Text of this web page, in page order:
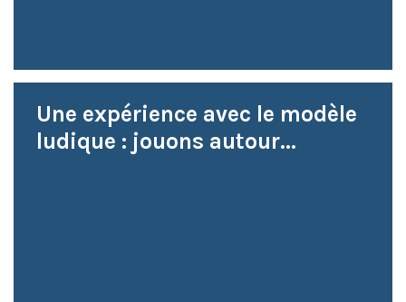
Une expérience avec le modèle
ludique : jouons autour...